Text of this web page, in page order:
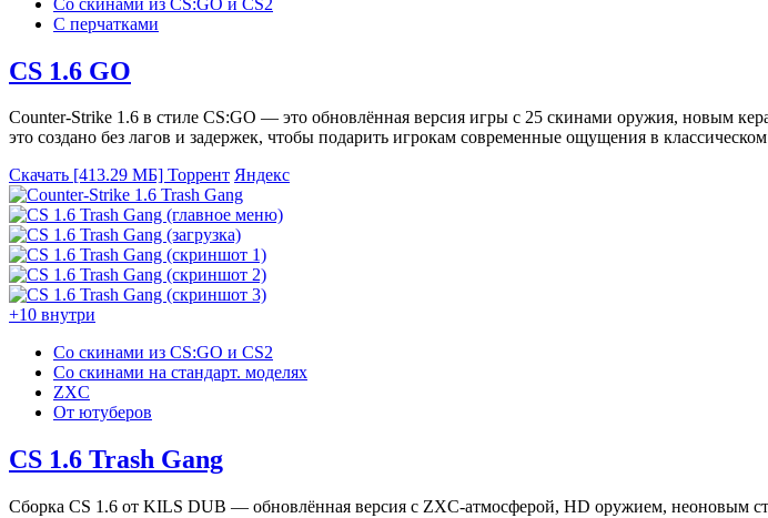
С перчатками
CS 1.6 GO
Counter-Strike 1.6 в стиле CS:GO — это обновлённая версия игры с 25 скинами оружия, новым
это создано без лагов и задержек, чтобы подарить игрокам современные ощущения в
Скачать [413.29 МБ] Торрент Яндекс
+10 внутри
Со скинами из CS:GO и CS2
Со скинами на стандарт. моделях
ZXC
От ютуберов
CS 1.6 Trash Gang
Сборка CS 1.6 от KILS DUB — обновлённая версия с ZXC-атмосферой, HD оружием, неоновым